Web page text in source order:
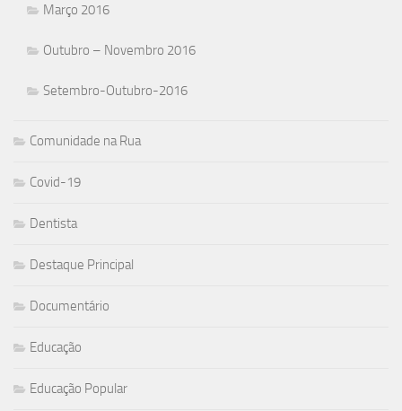
Março 2016
Outubro – Novembro 2016
Setembro-Outubro-2016
Comunidade na Rua
Covid-19
Dentista
Destaque Principal
Documentário
Educação
Educação Popular